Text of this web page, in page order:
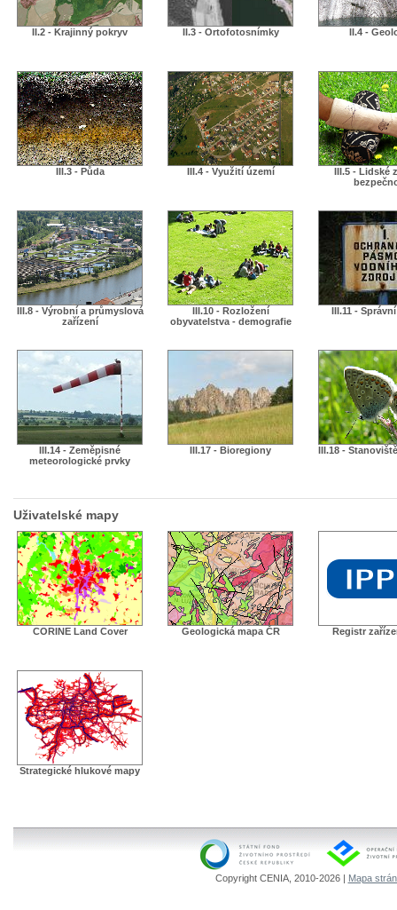
II.2 - Krajinný pokryv II.3 - Ortofotosnímky II.4 -
III.3 - Půda III.4 - Využití území
III.5 - Lidské
III.8 - Výrobní a průmyslová
zařízení
III.10 - Rozložení
obyvatelstva - demografie
III.11 -
III.14 - Zeměpisné
meteorologické prvky
III.17 - Bioregiony III.18 -
Uživatelské mapy
CORINE Land Cover Geologická mapa ČR Registr
Strategické hlukové mapy
Copyright CENIA, 2010-2026 | Mapa